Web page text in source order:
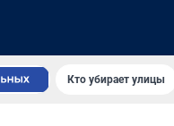
Кто убирает улицы